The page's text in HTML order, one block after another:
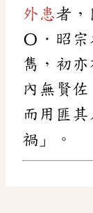
外患者，
〇．昭
雋，初
內無賢佐
而用匪
禍」。